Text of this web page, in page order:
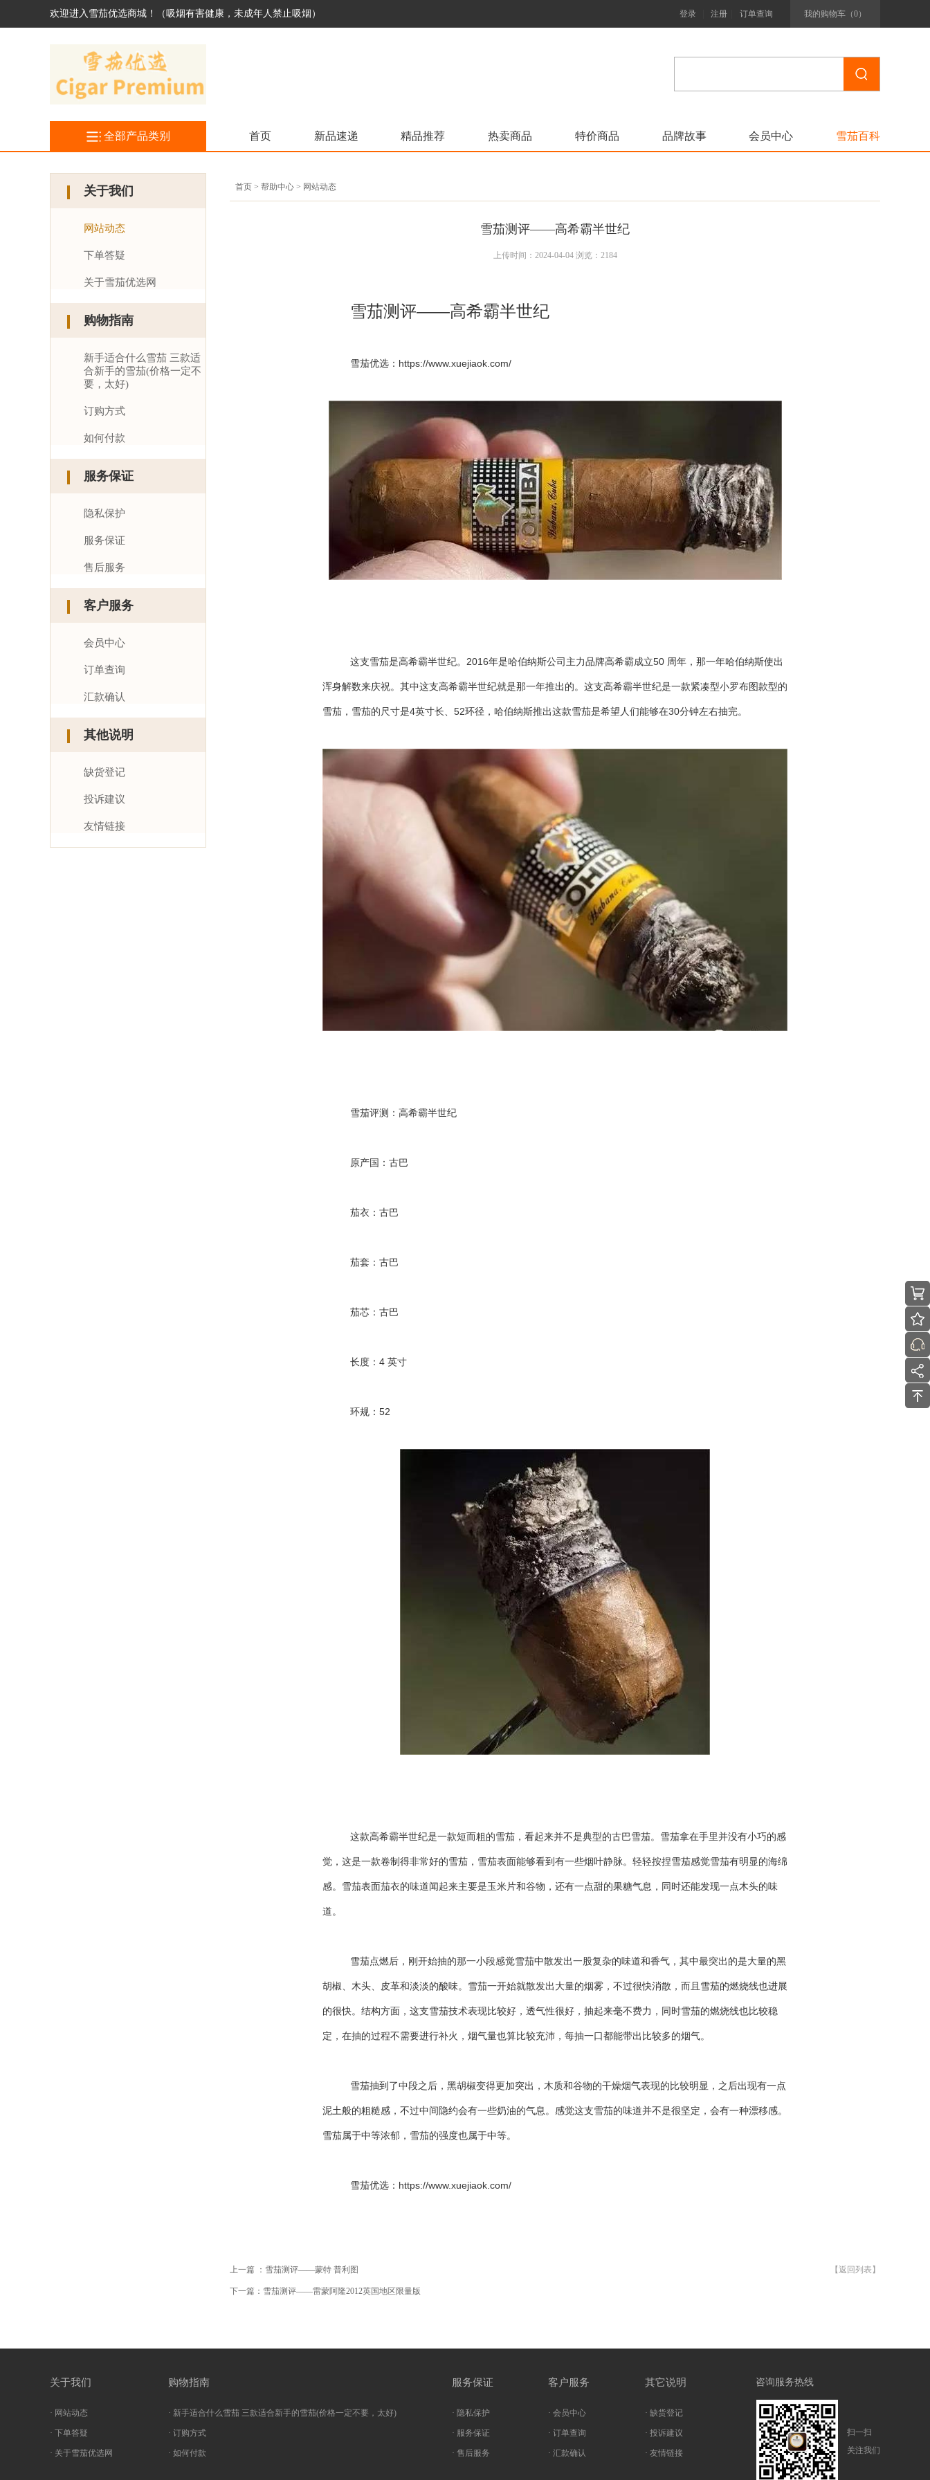
欢迎进入雪茄优选商城！（吸烟有害健康，未成年人禁止吸烟） 登录 注册 订单查询 我的购物车（0）
全部产品类别 首页 新品速递 精品推荐 热卖商品 特价商品 品牌故事 会员中心 雪茄百科
关于我们
网站动态
下单答疑
关于雪茄优选网
购物指南
新手适合什么雪茄 三款适
合新手的雪茄(价格一定不
要，太好)
订购方式
如何付款
服务保证
隐私保护
服务保证
售后服务
客户服务
会员中心
订单查询
汇款确认
其他说明
缺货登记
投诉建议
友情链接
首页 > 帮助中心 > 网站动态
雪茄测评——高希霸半世纪
上传时间：2024-04-04 浏览：2184
雪茄测评——高希霸半世纪
雪茄优选：https://www.xuejiaok.com/
这支雪茄是高希霸半世纪。2016年是哈伯纳斯公司主力品牌高希霸成立50 周年，那一年哈伯纳斯使出
浑身解数来庆祝。其中这支高希霸半世纪就是那一年推出的。这支高希霸半世纪是一款紧凑型小罗布图款型的
雪茄，雪茄的尺寸是4英寸长、52环径，哈伯纳斯推出这款雪茄是希望人们能够在30分钟左右抽完。
雪茄评测：高希霸半世纪
原产国：古巴
茄衣：古巴
茄套：古巴
茄芯：古巴
长度：4 英寸
环规：52
这款高希霸半世纪是一款短而粗的雪茄，看起来并不是典型的古巴雪茄。雪茄拿在手里并没有小巧的感
觉，这是一款卷制得非常好的雪茄，雪茄表面能够看到有一些烟叶静脉。轻轻按捏雪茄感觉雪茄有明显的海绵
感。雪茄表面茄衣的味道闻起来主要是玉米片和谷物，还有一点甜的果糖气息，同时还能发现一点木头的味
道。
雪茄点燃后，刚开始抽的那一小段感觉雪茄中散发出一股复杂的味道和香气，其中最突出的是大量的黑
胡椒、木头、皮革和淡淡的酸味。雪茄一开始就散发出大量的烟雾，不过很快消散，而且雪茄的燃烧线也进展
的很快。结构方面，这支雪茄技术表现比较好，透气性很好，抽起来毫不费力，同时雪茄的燃烧线也比较稳
定，在抽的过程不需要进行补火，烟气量也算比较充沛，每抽一口都能带出比较多的烟气。
雪茄抽到了中段之后，黑胡椒变得更加突出，木质和谷物的干燥烟气表现的比较明显，之后出现有一点
泥土般的粗糙感，不过中间隐约会有一些奶油的气息。感觉这支雪茄的味道并不是很坚定，会有一种漂移感。
雪茄属于中等浓郁，雪茄的强度也属于中等。
雪茄优选：https://www.xuejiaok.com/
上一篇 ：雪茄测评——蒙特 普利图 【返回列表】
下一篇：雪茄测评——雷蒙阿隆2012英国地区限量版
关于我们
· 网站动态
· 下单答疑
· 关于雪茄优选网
购物指南
· 新手适合什么雪茄 三款适合新手的雪茄(价格一定不要，太好)
· 订购方式
· 如何付款
服务保证
· 隐私保护
· 服务保证
· 售后服务
客户服务
· 会员中心
· 订单查询
· 汇款确认
其它说明
· 缺货登记
· 投诉建议
· 友情链接
咨询服务热线
扫一扫
关注我们